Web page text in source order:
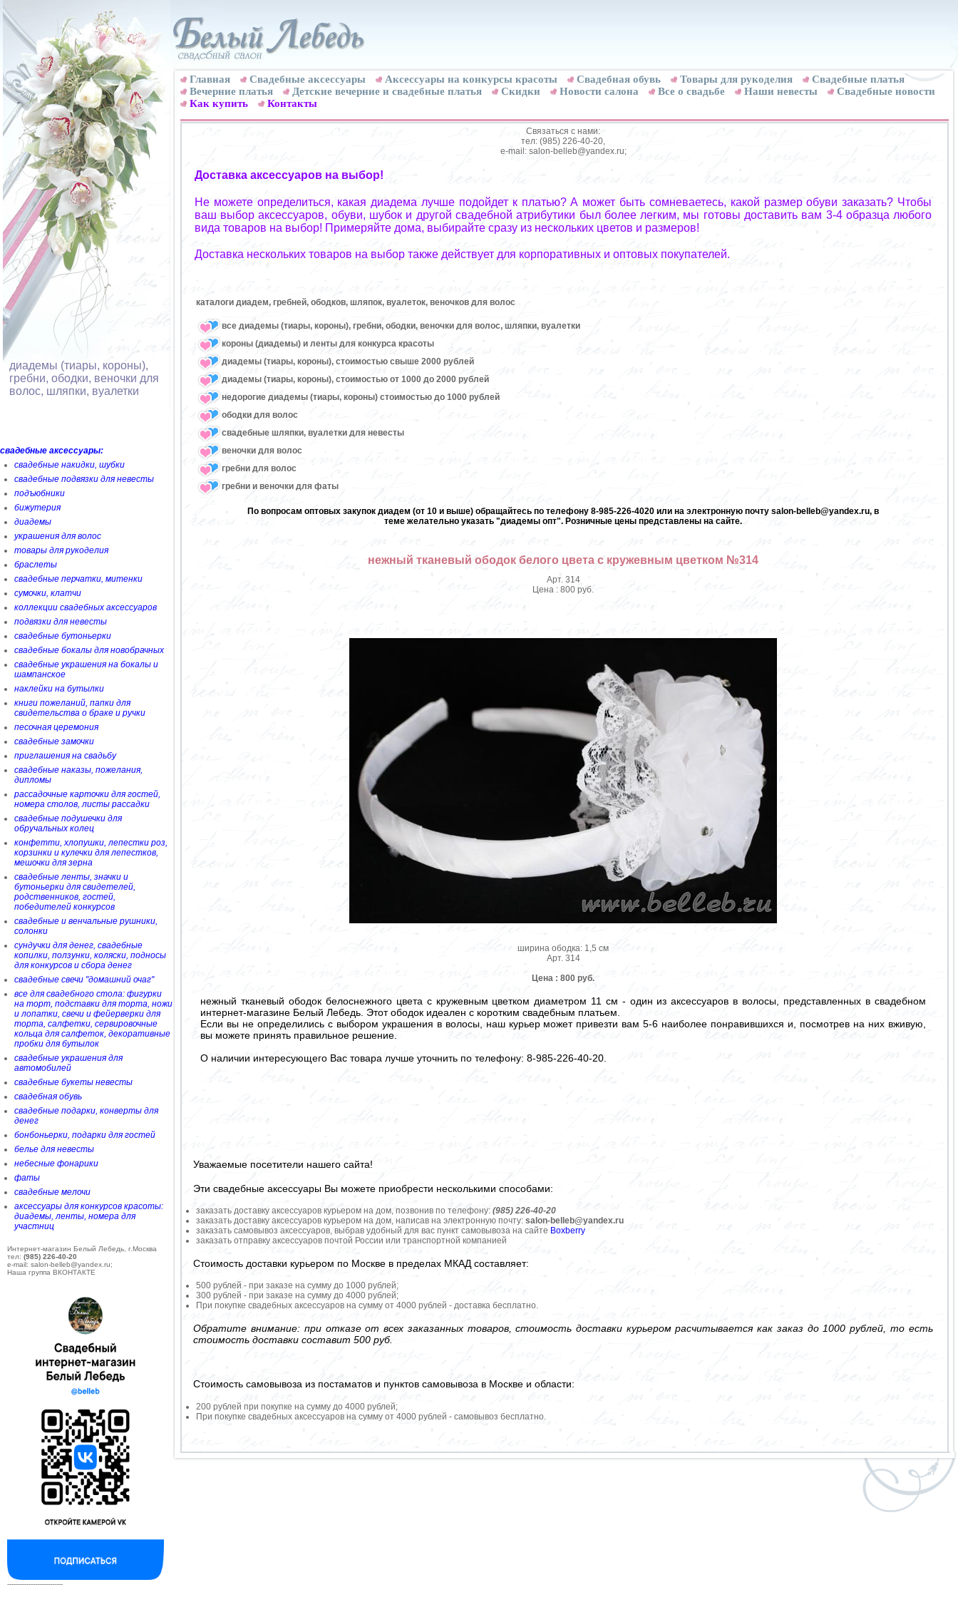
диадемы (тиары, короны),
гребни, ободки, веночки для
волос, шляпки, вуалетки
свадебные аксессуары:
свадебные накидки, шубки
свадебные подвязки для невесты
подъюбники
бижутерия
диадемы
украшения для волос
товары для рукоделия
браслеты
свадебные перчатки, митенки
сумочки, клатчи
коллекции свадебных аксессуаров
подвязки для невесты
свадебные бутоньерки
свадебные бокалы для новобрачных
свадебные украшения на бокалы и
шампанское
наклейки на бутылки
книги пожеланий, папки для
свидетельства о браке и ручки
песочная церемония
свадебные замочки
приглашения на свадьбу
свадебные наказы, пожелания,
дипломы
рассадочные карточки для гостей,
номера столов, листы рассадки
свадебные подушечки для
обручальных колец
конфетти, хлопушки, лепестки роз,
корзинки и кулечки для лепестков,
мешочки для зерна
свадебные ленты, значки и
бутоньерки для свидетелей,
родственников, гостей,
победителей конкурсов
свадебные и венчальные рушники,
солонки
сундучки для денег, свадебные
копилки, ползунки, коляски, подносы
для конкурсов и сбора денег
свадебные свечи "домашний очаг"
все для свадебного стола: фигурки
на торт, подставки для торта, ножи
и лопатки, свечи и фейерверки для
торта, салфетки, сервировочные
кольца для салфеток, декоративные
пробки для бутылок
свадебные украшения для
автомобилей
свадебные букеты невесты
свадебная обувь
свадебные подарки, конверты для
денег
бонбоньерки, подарки для гостей
белье для невесты
небесные фонарики
фаты
свадебные мелочи
аксессуары для конкурсов красоты:
диадемы, ленты, номера для
участниц
Интернет-магазин Белый Лебедь, г.Москва
тел: (985) 226-40-20
e-mail: salon-belleb@yandex.ru;
Наша группа ВКОНТАКТЕ
--------------------------
Главная Свадебные аксессуары Аксессуары на конкурсы красоты Свадебная обувь Товары для рукоделия
Cвадебные платья
Вечерние платья
Детские вечерние и свадебные платья Скидки Новости салона Все о свадьбе Наши невесты
Свадебные новости
Как купить
Контакты
Связаться с нами:
тел: (985) 226-40-20,
e-mail: salon-belleb@yandex.ru;
Доставка аксессуаров на выбор!
Не можете определиться, какая диадема лучше подойдет к платью? А может быть сомневаетесь, какой размер обуви заказать? Чтобы
ваш выбор аксессуаров, обуви, шубок и другой свадебной атрибутики был более легким, мы готовы доставить вам 3-4 образца любого
вида товаров на выбор! Примеряйте дома, выбирайте сразу из нескольких цветов и размеров!
Доставка нескольких товаров на выбор также действует для корпоративных и оптовых покупателей.
каталоги диадем, гребней, ободков, шляпок, вуалеток, веночков для волос
все диадемы (тиары, короны), гребни, ободки, веночки для волос, шляпки, вуалетки
короны (диадемы) и ленты для конкурса красоты
диадемы (тиары, короны), стоимостью свыше 2000 рублей
диадемы (тиары, короны), стоимостью от 1000 до 2000 рублей
недорогие диадемы (тиары, короны) стоимостью до 1000 рублей
ободки для волос
свадебные шляпки, вуалетки для невесты
веночки для волос
гребни для волос
гребни и веночки для фаты
По вопросам оптовых закупок диадем (от 10 и выше) обращайтесь по телефону 8-985-226-4020 или на электронную почту salon-belleb@yandex.ru, в
теме желательно указать "диадемы опт". Розничные цены представлены на сайте.
нежный тканевый ободок белого цвета с кружевным цветком №314
Арт. 314
Цена : 800 руб.
ширина ободка: 1,5 см
Арт. 314
Цена : 800 руб.
нежный тканевый ободок белоснежного цвета с кружевным цветком диаметром 11 см - один из аксессуаров в волосы, представленных в свадебном
интернет-магазине Белый Лебедь. Этот ободок идеален с коротким свадебным платьем.
Если вы не определились с выбором украшения в волосы, наш курьер может привезти вам 5-6 наиболее понравившихся и, посмотрев на них вживую,
вы можете принять правильное решение.
О наличии интересующего Вас товара лучше уточнить по телефону: 8-985-226-40-20.
Уважаемые посетители нашего сайта!
Эти свадебные аксессуары Вы можете приобрести несколькими способами:
заказать доставку аксессуаров курьером на дом, позвонив по телефону: (985) 226-40-20
заказать доставку аксессуаров курьером на дом, написав на электронную почту: salon-belleb@yandex.ru
заказать самовывоз аксессуаров, выбрав удобный для вас пункт самовывоза на сайте Boxberry
заказать отправку аксессуаров почтой России или транспортной компанией
Стоимость доставки курьером по Москве в пределах МКАД составляет:
500 рублей - при заказе на сумму до 1000 рублей;
300 рублей - при заказе на сумму до 4000 рублей;
При покупке свадебных аксессуаров на сумму от 4000 рублей - доставка бесплатно.
Обратите внимание: при отказе от всех заказанных товаров, стоимость доставки курьером расчитывается как заказ до 1000 рублей, то есть
стоимость доставки составит 500 руб.
Стоимость самовывоза из постаматов и пунктов самовывоза в Москве и области:
200 рублей при покупке на сумму до 4000 рублей;
При покупке свадебных аксессуаров на сумму от 4000 рублей - самовывоз бесплатно.